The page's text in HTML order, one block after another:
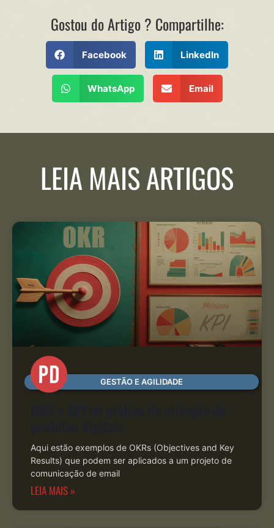
Gostou do Artigo ? Compartilhe:
Facebook LinkedIn
WhatsApp Email
LEIA MAIS ARTIGOS
GESTÃO E AGILIDADE
Aqui estão exemplos de OKRs (Objectives and Key
Results) que podem ser aplicados a um projeto de
comunicação de email
LEIA MAIS »